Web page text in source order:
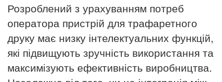
Розроблений з урахуванням потреб
оператора пристрій для трафаретного
друку має низку інтелектуальних функцій,
які підвищують зручність використання та
максимізують ефективність виробництва.